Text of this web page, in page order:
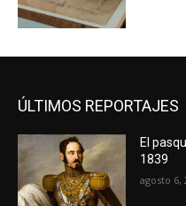
ÚLTIMOS REPORTAJES
El
1839
agosto 6,